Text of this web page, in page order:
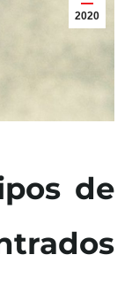
2020
de